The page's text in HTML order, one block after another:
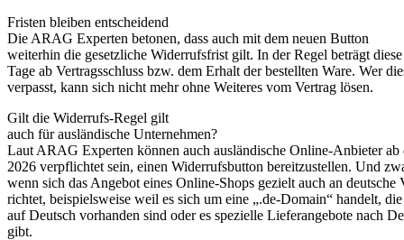
Fristen bleiben entscheidend
Die ARAG Experten betonen, dass auch mit dem neuen Button
weiterhin die gesetzliche Widerrufsfrist gilt. In der Regel beträgt
Tage ab Vertragsschluss bzw. dem Erhalt der bestellten Ware. Wer
verpasst, kann sich nicht mehr ohne Weiteres vom Vertrag lösen.
Gilt die Widerrufs-Regel gilt
auch für ausländische Unternehmen?
Laut ARAG Experten können auch ausländische Online-Anbieter ab
2026 verpflichtet sein, einen Widerrufsbutton bereitzustellen. Und
wenn sich das Angebot eines Online-Shops gezielt auch an deutsche
richtet, beispielsweise weil es sich um eine „.de-Domain“ handelt,
auf Deutsch vorhanden sind oder es spezielle Lieferangebote nach
gibt.